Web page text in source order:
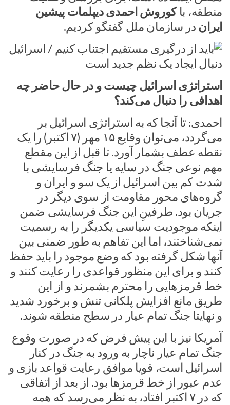
منطقه، باکوروش احمدی دیپلمات پیشین
ایران در سازمان ملل گفتگو کردیم.
استراتژی اسرائیل چیست و در حال حاضر چه
اهدافی را دنبال می‌کند؟
احمدی: تا آنجا که به استراتژی اسرائیل بر
می‌گردد، می‌توان وقایع ۱۵ مهر (۷ اکتبر) را یک
نقطه عطف بشمار آورد. تا قبل از این مقطع
مهم نوعی جنگ در سایه یا جنگ فرسایشی با
شدت کم بین اسرائیل از یک سو و ایران و
گروه‌های محور مقاومت از سوی دیگر در
جریان بود. طرفینِ این جنگ فرسایشی ضمن
اینکه موجودیت سیاسی یکدیگر را به رسمیت
نمی‌شناختند، اما این تفاهم به طور ضمنی بین
آنها شکل گرفته بود که وضع موجود را باید حفظ
کنند و برای این منظور قواعدی را رعایت کنند و
خط قرمز‌هایی را محترم بشمرند و از این
طریق مانع افزایش پلکانی تنش و برخورد شدید
و نهایتا جنگ تمام عیار در سطح منطقه شوند.
آمریکا نیز با این پیش فرض که در صورت وقوع
جنگ تمام عیار ناچار به ورود به جنگ در کنار
اسرائیل است، قویا موافق رعایت قواعد بازی و
عدم عبور از خط قرمز‌ها بود. از بعد از اتفاقی
که در ۷ اکتبر افتاد، به نظر می‌رسد که همه